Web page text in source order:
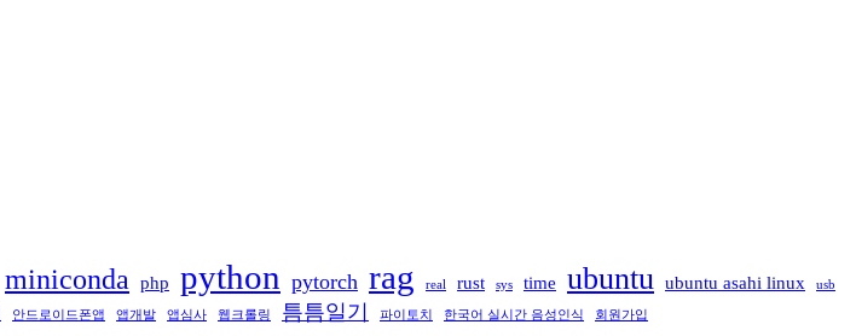
miniconda php python pytorch rag real rust sys time ubuntu ubuntu asahi linux usb
안드로이드폰앱 앱개발 앱심사 웹크롤링 틈틈일기 파이토치 한국어 실시간 음성인식 회원가입